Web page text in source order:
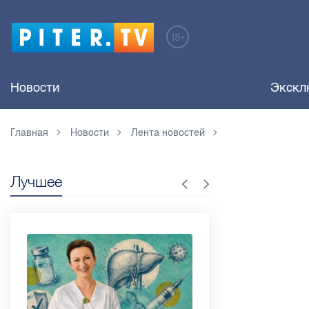
Новости
Главная Новости Лента новостей
Лучшее